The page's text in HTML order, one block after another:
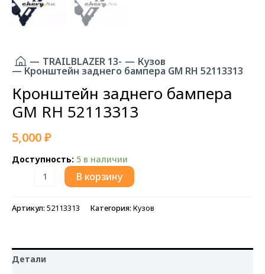
— TRAILBLAZER 13- — Кузов
— Кронштейн заднего бампера GM RH 52113313
Кронштейн заднего бампера
GM RH 52113313
5,000₽
Доступность: 5 в наличии
Количество
заднего
RH
52113313
В корзину
Артикул: 52113313 Категория: Кузов
Детали